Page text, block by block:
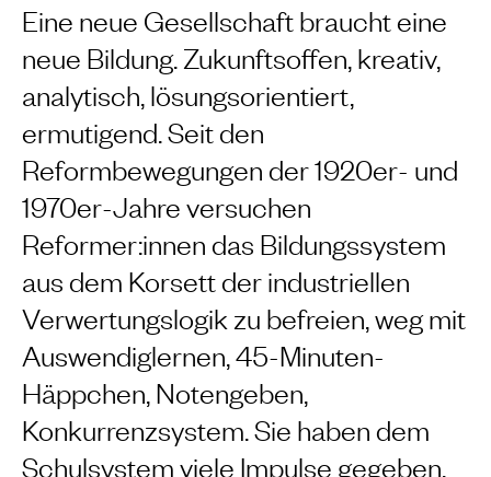
Eine neue Gesellschaft braucht eine
neue Bildung. Zukunftsoffen, kreativ,
analytisch, lösungsorientiert,
ermutigend. Seit den
Reformbewegungen der 1920er- und
1970er-Jahre versuchen
Reformer:innen das Bildungssystem
aus dem Korsett der industriellen
Verwertungslogik zu befreien, weg mit
Auswendiglernen, 45-Minuten-
Häppchen, Notengeben,
Konkurrenzsystem. Sie haben dem
Schulsystem viele Impulse gegeben,